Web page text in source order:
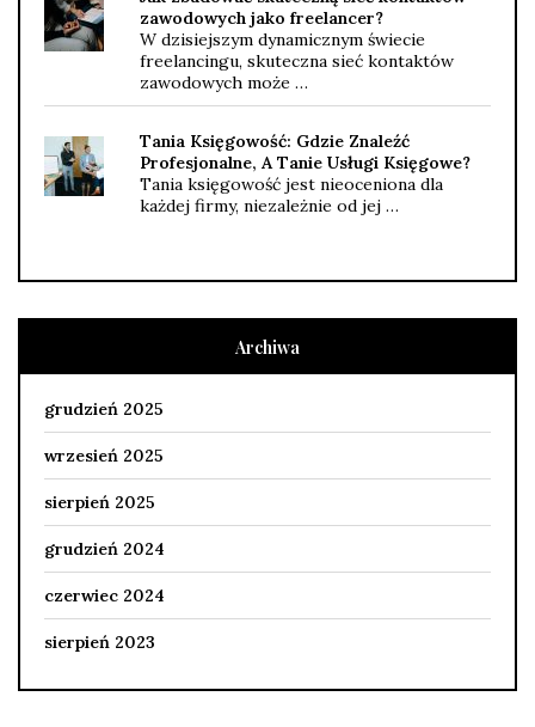
zawodowych jako freelancer?
W dzisiejszym dynamicznym świecie
freelancingu, skuteczna sieć kontaktów
zawodowych może …
Tania Księgowość: Gdzie Znaleźć
Profesjonalne, A Tanie Usługi Księgowe?
Tania księgowość jest nieoceniona dla
każdej firmy, niezależnie od jej …
Archiwa
grudzień 2025
wrzesień 2025
sierpień 2025
grudzień 2024
czerwiec 2024
sierpień 2023